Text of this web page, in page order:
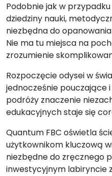
Podobnie jak w
dziedziny nauki,
niezbędna do
Nie ma tu miejsca na
zrozumienie
Rozpoczęcie odysei w
jednocześnie pouczające i
podróży znaczenie
edukacyjnych staje się
Quantum FBC oświetla
użytkownikom kluczową
niezbędne do zręcznego
inwestycyjnym labiryncie